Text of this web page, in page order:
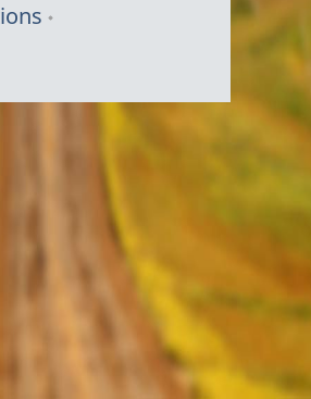
Symbole
Canada